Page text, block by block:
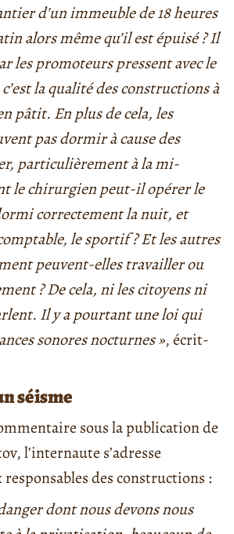
d’un immeuble de 18 heures
alors même qu’il est épuisé ? Il
les promoteurs pressent avec le
la qualité des constructions à
pâtit. En plus de cela, les
pas dormir à cause des
particulièrement à la mi-
le chirurgien peut-il opérer le
correctement la nuit, et
le sportif ? Et les autres
peuvent-elles travailler ou
? De cela, ni les citoyens ni
Il y a pourtant une loi qui
sonores nocturnes », écrit-
séisme
sous la publication de
l’internaute s’adresse
des constructions :
dont nous devons nous